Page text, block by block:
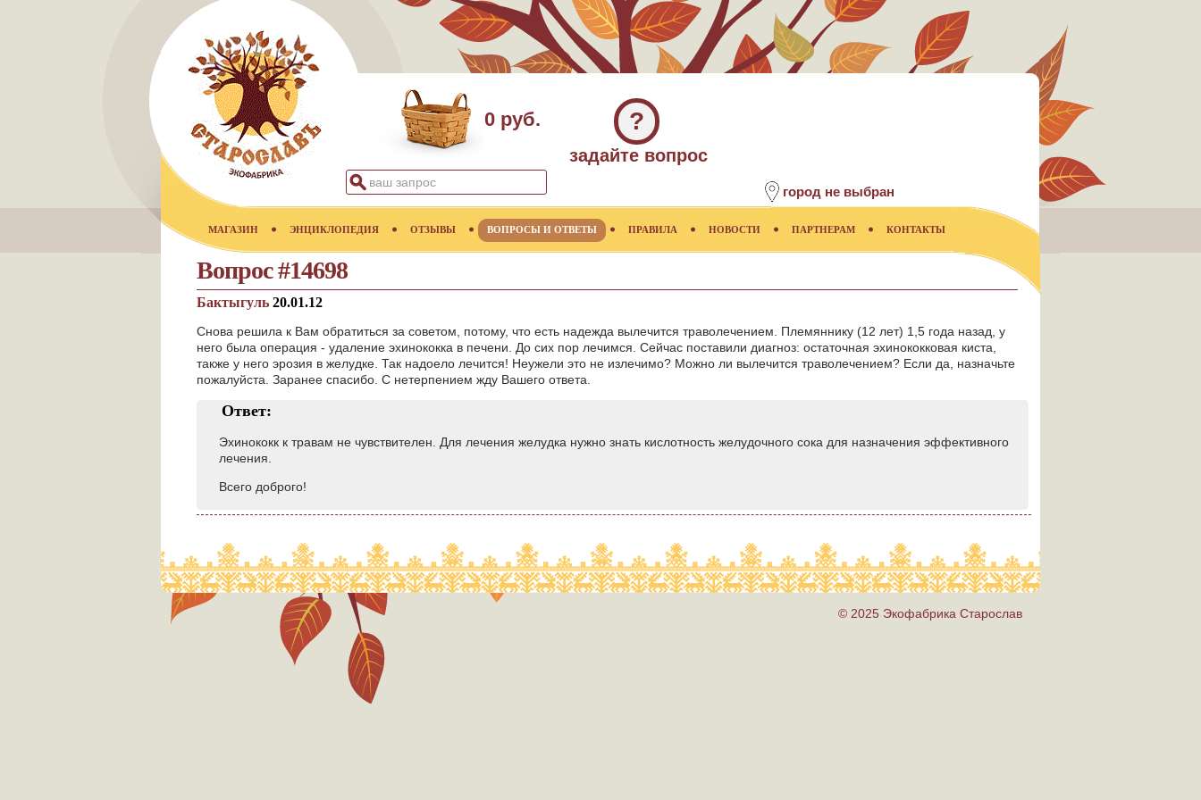
0 руб. ?
задайте вопрос
город не выбран
МАГАЗИН ЭНЦИКЛОПЕДИЯ ОТЗЫВЫ ВОПРОСЫ И ОТВЕТЫ ПРАВИЛА НОВОСТИ ПАРТНЕРАМ КОНТАКТЫ
Вопрос #14698
Бактыгуль 20.01.12
Снова решила к Вам обратиться за советом, потому, что есть надежда вылечится траволечением. Племяннику (12 лет) 1,5 года назад, у
него была операция - удаление эхинококка в печени. До сих пор лечимся. Сейчас поставили диагноз: остаточная эхинококковая киста,
также у него эрозия в желудке. Так надоело лечится! Неужели это не излечимо? Можно ли вылечится траволечением? Если да, назначьте
пожалуйста. Заранее спасибо. С нетерпением жду Вашего ответа.
Ответ:
Эхинококк к травам не чувствителен. Для лечения желудка нужно знать кислотность желудочного сока для назначения эффективного
лечения.
Всего доброго!
© 2025 Экофабрика Старослав